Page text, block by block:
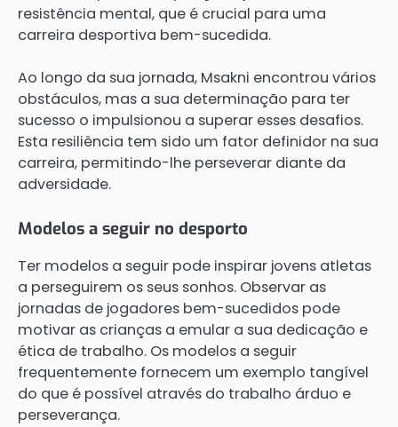
resistência mental, que é crucial para uma
carreira desportiva bem-sucedida.
Ao longo da sua jornada, Msakni encontrou vários
obstáculos, mas a sua determinação para ter
sucesso o impulsionou a superar esses desafios.
Esta resiliência tem sido um fator definidor na sua
carreira, permitindo-lhe perseverar diante da
adversidade.
Modelos a seguir no desporto
Ter modelos a seguir pode inspirar jovens atletas
a perseguirem os seus sonhos. Observar as
jornadas de jogadores bem-sucedidos pode
motivar as crianças a emular a sua dedicação e
ética de trabalho. Os modelos a seguir
frequentemente fornecem um exemplo tangível
do que é possível através do trabalho árduo e
perseverança.